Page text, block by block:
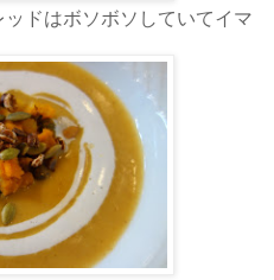
ドはボソボソしていてイマ